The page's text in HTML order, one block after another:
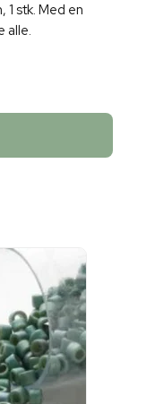
stk. Med en
alle.